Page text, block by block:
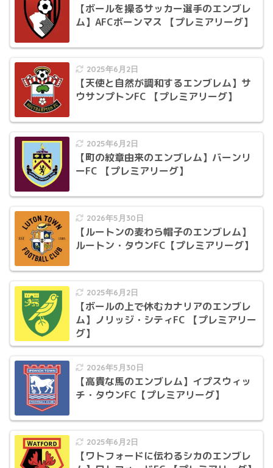
【ボールを操るサッカー選手のエンブレ
ム】AFCボーンマス 【プレミアリーグ】
2025年6月2日
【天使と自然が調和するエンブレム】サ
ウサンプトンFC 【プレミアリーグ】
2025年6月2日
【町の紋章由来のエンブレム】バーンリ
ーFC 【プレミアリーグ】
2026年5月30日
【ルートンの麦わら帽子のエンブレム】
ルートン・タウンFC【プレミアリーグ】
2025年6月2日
【ボールの上で休むカナリアのエンブレ
ム】ノリッジ・シティFC 【プレミアリー
グ】
2026年5月30日
【高貴な馬のエンブレム】イプスウィッ
チ・タウンFC【プレミアリーグ】
2025年6月2日
【ワトフォードに伝わるシカのエンブレ